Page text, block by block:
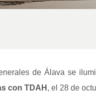
de Álava se
con TDAH , el 28 de